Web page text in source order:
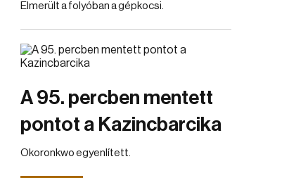
Elmerült a folyóban a gépkocsi.
A 95. percben mentett
pontot a Kazincbarcika
Okoronkwo egyenlített.